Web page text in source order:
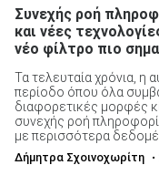
Συνεχής ροή
και νέες
νέο φίλτρο πιο
Τα τελευταία χρόνια, η
περίοδο όπου όλα
διαφορετικές μορφές
συνεχής ροή
με περισσότερα
Δήμητρα Σχοινοχωρίτη